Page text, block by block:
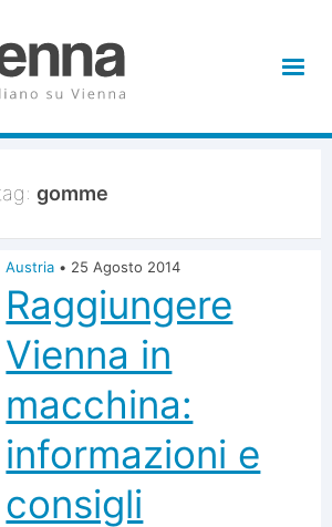
gomme
Austria • 25 Agosto 2014
Raggiungere
Vienna in
macchina:
informazioni e
consigli